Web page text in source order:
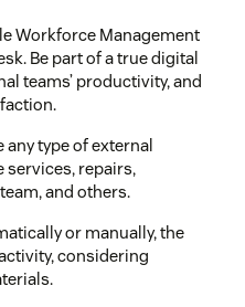
Workforce Management
Be part of a true digital
teams’ productivity, and
any type of external
services, repairs,
and others.
or manually, the
considering